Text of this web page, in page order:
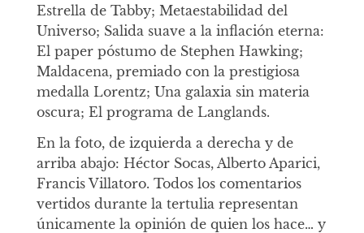
Estrella de Tabby; Metaestabilidad del
Universo; Salida suave a la inflación eterna:
El paper póstumo de Stephen Hawking;
Maldacena, premiado con la prestigiosa
medalla Lorentz; Una galaxia sin materia
oscura; El programa de Langlands.
En la foto, de izquierda a derecha y de
arriba abajo: Héctor Socas, Alberto Aparici,
Francis Villatoro. Todos los comentarios
vertidos durante la tertulia representan
únicamente la opinión de quien los hace… y